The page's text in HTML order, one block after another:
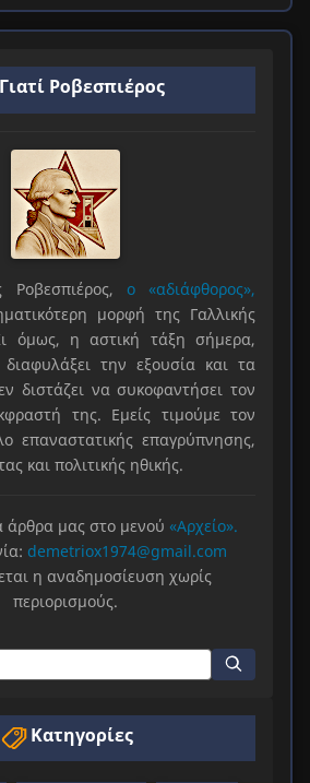
Γιατί Ροβεσπιέρος
Ροβεσπιέρος, ο «αδιάφθορος»,
μορφή της Γαλλικής
όμως, η αστική τάξη σήμερα,
την εξουσία και τα
διστάζει να συκοφαντήσει τον
της. Εμείς τιμούμε τον
επαναστατικής επαγρύπνησης,
και πολιτικής ηθικής.
άρθρα μας στο μενού «Αρχείο».
demetriox1974@gmail.com
η αναδημοσίευση χωρίς
περιορισμούς.
Κατηγορίες